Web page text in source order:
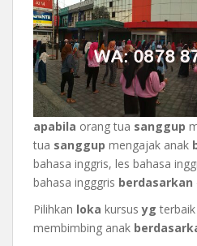
apabila orang tua sanggup
tua sanggup mengajak anak
bahasa inggris, les bahasa
bahasa ingggris berdasarkan
Pilihkan loka kursusyg terbaik
membimbing anak